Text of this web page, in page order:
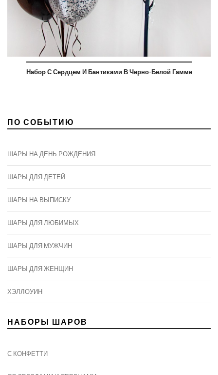
Набор С Сердцем И Бантиками В Черно-Белой Гамме
ПО СОБЫТИЮ
ШАРЫ НА ДЕНЬ РОЖДЕНИЯ
ШАРЫ ДЛЯ ДЕТЕЙ
ШАРЫ НА ВЫПИСКУ
ШАРЫ ДЛЯ ЛЮБИМЫХ
ШАРЫ ДЛЯ МУЖЧИН
ШАРЫ ДЛЯ ЖЕНЩИН
ХЭЛЛОУИН
НАБОРЫ ШАРОВ
С КОНФЕТТИ